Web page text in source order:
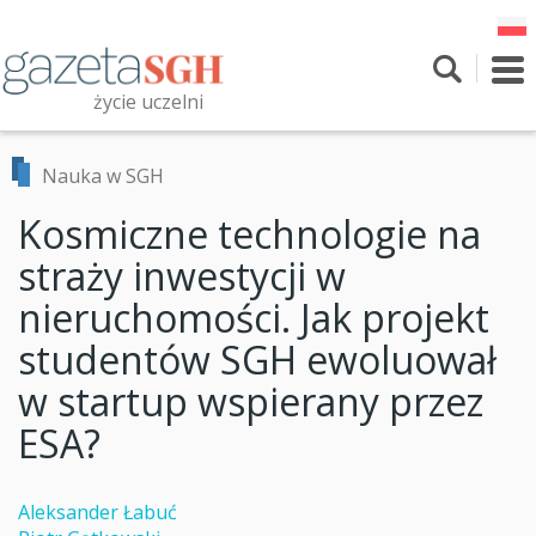
treści
życie uczelni
Przeszukaj witrynę
Nauka w SGH
Kosmiczne technologie na
straży inwestycji w
nieruchomości. Jak projekt
studentów SGH ewoluował
w startup wspierany przez
ESA?
Aleksander Łabuć